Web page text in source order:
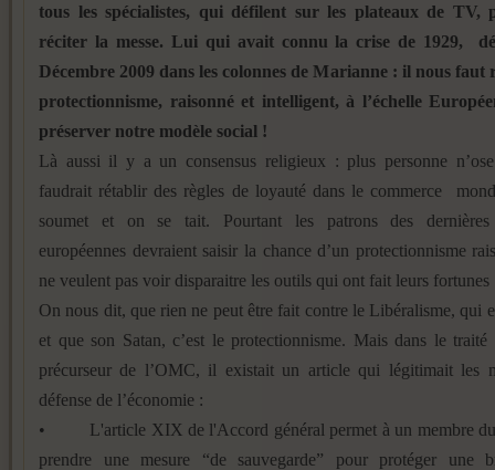
tous les spécialistes, qui défilent sur les plateaux de TV,
réciter la messe. Lui qui avait connu la crise de 1929,
Décembre 2009 dans les colonnes de Marianne : il nous faut
protectionnisme, raisonné et intelligent,à l’échelle
préserver notre modèle social !
Là aussi il y a un consensus religieux : plus personne
faudrait rétablir des règles de loyauté dans le commerce
soumet et on se tait. Pourtant les patrons des dernières
européennes devraient saisir la chance d’un protectionnisme
ne veulent pas voir disparaitre les outils qui ont fait leurs fortunes
On nous dit, que rien ne peut être fait contre le Libéralisme, qui
et que son Satan, c’est le protectionnisme. Mais dans le
précurseur de l’OMC, il existait un article qui légitimait les
défense de l’économie :
• L'article XIX de l'Accord général permet à un membre
prendre une mesure “de sauvegarde” pour protéger une